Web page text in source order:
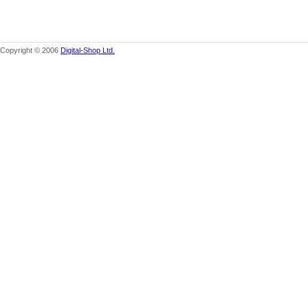
Copyright © 2006 Digital-Shop Ltd.